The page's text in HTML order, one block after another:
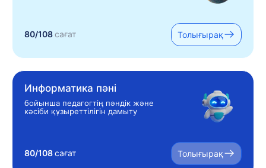
80/108сағат Толығырақ
Информатика пәні
бойынша педагогтің пәндік және
кәсіби құзыреттілігін дамыту
80/108сағат Толығырақ